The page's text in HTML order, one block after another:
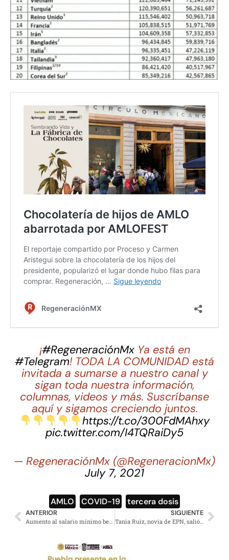
¡#RegeneraciónMxYa está en
#Telegram! TODA LA COMUNIDAD está
invitada a sumarse a nuestro canal y
sigan toda nuestra información,
columnas, videos y más. Suscríbanse
aquí y sigamos creciendo juntos.
https://t.co/300FdMAhxy
pic.twitter.com/I4TQRaiDy5
— RegeneraciónMx (@RegeneracionMx)
July 7, 2021
AMLO COVID-19 tercera dosis
ANTERIOR SIGUIENTE
Tania Ruiz, novia de EPN, salió en defensa de Galilea Montijo